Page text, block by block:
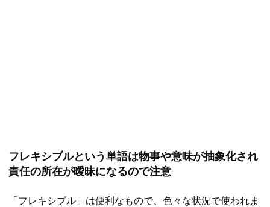
フレキシブルという単語は物事や意味が抽象化され
責任の所在が曖昧になるので注意
「フレキシブル」は便利なもので、色々な状況で使われま